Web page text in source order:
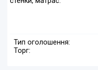
Тип оголошення:
Торг: